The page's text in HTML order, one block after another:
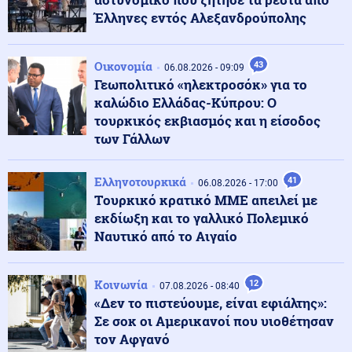
Κοινωνία 07.08.2026 - 19:03
Τραγωδία με μητέρα και γιο: Πραγματογνώμονας
επιχειρεί να ρίξει φως στα αίτια του δυστυχήματος
στις Σέρρες
Ελληνοτουρκικά 07.08.2026 - 18:56
Κοινωνία 07.08.2026 - 18:52
Θεσσαλονίκη: Οι αλλαγές στις λεωφορειακές γραμμές
που θα ισχύσουν με τη λειτουργία της επέκτασης του
Μετρό στην Καλαμαριά
Οικονομία 07.08.2026 - 18:41
Χρηματιστήριο: Άνοδος 0,25% - Στα 239,11 εκατ. ευρώ ο
τζίρος στο κλείσιμο
Έλληνες εντός Αλεξανδρούπολης
Οικονομία 06.08.2026 - 09:09 43
Γεωπολιτικό «ηλεκτροσόκ» για το
καλώδιο Ελλάδας-Κύπρου: Ο
τουρκικός εκβιασμός και η είσοδος
των Γάλλων
Ελληνοτουρκικά 06.08.2026 - 17:00 41
Tουρκικό κρατικό ΜΜΕ απειλεί με
εκδίωξη και το γαλλικό Πολεμικό
Ναυτικό από το Αιγαίο
Κοινωνία 07.08.2026 - 08:40 12
«Δεν το πιστεύουμε, είναι εφιάλτης»:
Σε σοκ οι Αμερικανοί που υιοθέτησαν
τον Αφγανό